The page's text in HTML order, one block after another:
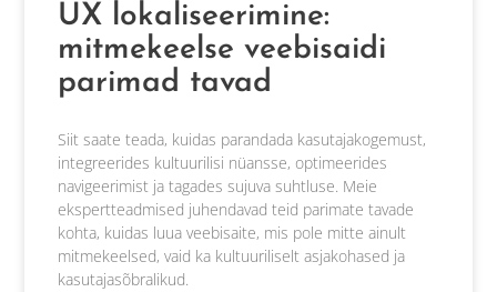
UX lokaliseerimine:
mitmekeelse veebisaidi
parimad tavad
Siit saate teada, kuidas parandada kasutajakogemust,
integreerides kultuurilisi nüansse, optimeerides
navigeerimist ja tagades sujuva suhtluse. Meie
ekspertteadmised juhendavad teid parimate tavade
kohta, kuidas luua veebisaite, mis pole mitte ainult
mitmekeelsed, vaid ka kultuuriliselt asjakohased ja
kasutajasõbralikud.